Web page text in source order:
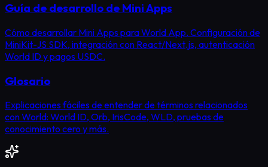
Guía de desarrollo de Mini Apps
Cómo desarrollar Mini Apps para World App. Configuración de
MiniKit-JS SDK, integración con React/Next.js, autenticación
World ID y pagos USDC.
Glosario
Explicaciones fáciles de entender de términos relacionados
con World: World ID, Orb, IrisCode, WLD, pruebas de
conocimiento cero y más.